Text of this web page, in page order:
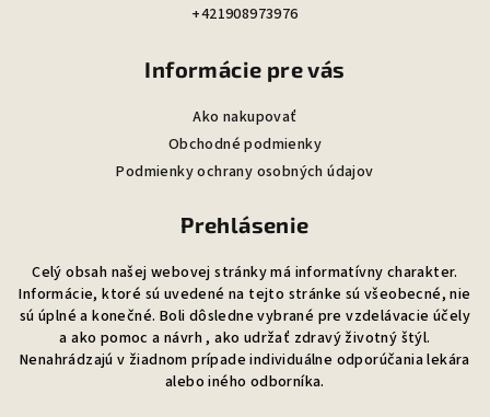
+421908973976
Informácie pre vás
Ako nakupovať
Obchodné podmienky
Podmienky ochrany osobných údajov
Prehlásenie
Celý obsah našej webovej stránky má informatívny charakter.
Informácie, ktoré sú uvedené na tejto stránke sú všeobecné, nie
sú úplné a konečné. Boli dôsledne vybrané pre vzdelávacie účely
a ako pomoc a návrh , ako udržať zdravý životný štýl.
Nenahrádzajú v žiadnom prípade individuálne odporúčania lekára
alebo iného odborníka.